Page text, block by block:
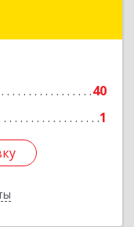
40
1
р-н,